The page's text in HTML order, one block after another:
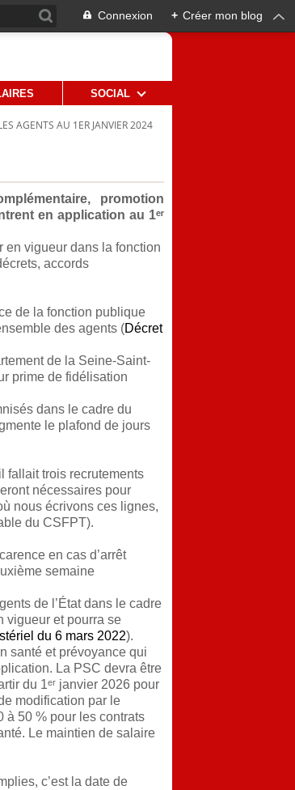
Connexion + Créer mon blog
SOCIAL
AGENTS AU 1ER JANVIER 2024
promotion
en application au 1ᵉʳ
en vigueur dans la fonction
accords
de la fonction publique
des agents (Décret
de la Seine-Saint-
prime de fidélisation
dans le cadre du
le plafond de jours
fallait trois recrutements
nécessaires pour
nous écrivons ces lignes,
du CSFPT).
en cas d’arrêt
semaine
de l’État dans le cadre
vigueur et pourra se
du 6 mars 2022).
santé et prévoyance qui
La PSC devra être
du 1ᵉʳ janvier 2026 pour
modification par le
à 50 % pour les contrats
Le maintien de salaire
c’est la date de